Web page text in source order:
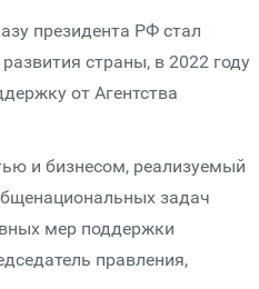
президента РФ стал
страны, в 2022 году
от Агентства
и бизнесом, реализуемый
задач
мер поддержки
правления,